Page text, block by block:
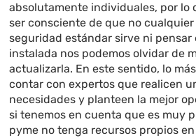
absolutamente individuales, por lo
ser consciente de que no
seguridad estándar sirve ni pensar
instalada nos podemos olvidar de
actualizarla. En este sentido, lo
contar con expertos que realicen
necesidades y planteen la mejor
si tenemos en cuenta que es muy
pyme no tenga recursos propios